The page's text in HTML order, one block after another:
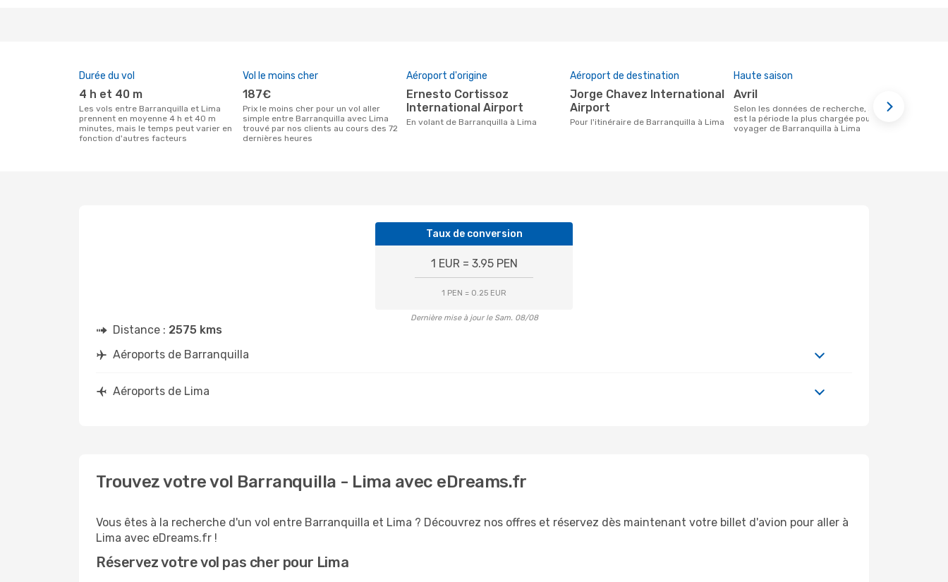
Durée du vol
4 h et 40 m
Les vols entre Barranquilla et Lima
prennent en moyenne 4 h et 40 m
minutes, mais le temps peut varier en
fonction d'autres facteurs
Vol le moins cher
187€
Prix le moins cher pour un vol aller
simple entre Barranquilla avec Lima
trouvé par nos clients au cours des 72
dernières heures
Aéroport d'origine
Ernesto Cortissoz
International Airport
En volant de Barranquilla à Lima
Aéroport de destination
Jorge Chavez International
Airport
Pour l'itinéraire de Barranquilla à Lima
Haute saison
avril
Selon les données de recherche, avril
est la période la plus chargée pour
voyager de Barranquilla à Lima
Taux de conversion
1 EUR = 3.95 PEN
1 PEN = 0.25 EUR
Dernière mise à jour le Sam. 08/08
Distance : 2575 kms
Aéroports de Barranquilla
Aéroports de Lima
Trouvez votre vol Barranquilla - Lima avec eDreams.fr
Vous êtes à la recherche d'un vol entre Barranquilla et Lima ? Découvrez nos offres et réservez dès maintenant votre billet d'avion pour aller à
Lima avec eDreams.fr !
Réservez votre vol pas cher pour Lima